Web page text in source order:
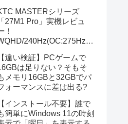
MASTERシリーズ
「27M1 Pro」実機レビュ
！
240Hz(OC:275Hz)
ターの実力は？
【違い検証】PCゲームで
は足りない？そもそ
メモリ16GBと32GBでパ
ォーマンスに差は出る?
【インストール不要】誰で
簡単にWindows 11の時刻